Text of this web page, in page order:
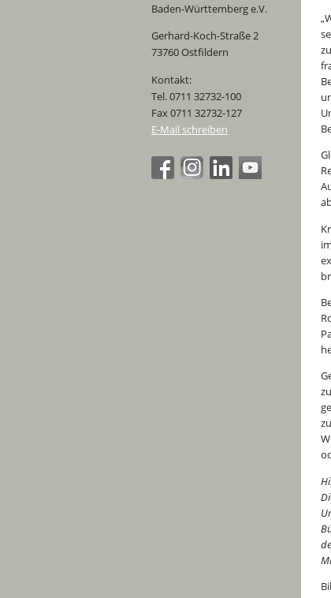
Baden-Württemberg e.V.
Gerhard-Koch-Straße 2
73760 Ostfildern
Kontakt:
Tel. 0711 32732-100
Fax 0711 32732-127
E-Mail schreiben